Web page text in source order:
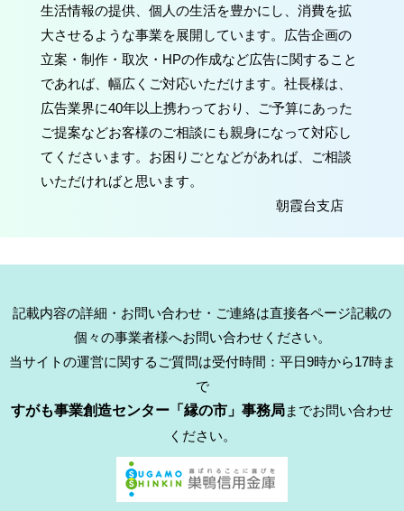
生活情報の提供、個人の生活を豊かにし、消費を拡
大させるような事業を展開しています。広告企画の
立案・制作・取次・HPの作成など広告に関すること
であれば、幅広くご対応いただけます。社長様は、
広告業界に40年以上携わっており、ご予算にあった
ご提案などお客様のご相談にも親身になって対応し
てくださいます。お困りごとなどがあれば、ご相談
いただければと思います。
朝霞台支店
記載内容の詳細・お問い合わせ・ご連絡は直接各ページ記載の
個々の事業者様へお問い合わせください。
当サイトの運営に関するご質問は受付時間：平日9時から17時ま
で
すがも事業創造センター「縁の市」事務局までお問い合わせ
ください。